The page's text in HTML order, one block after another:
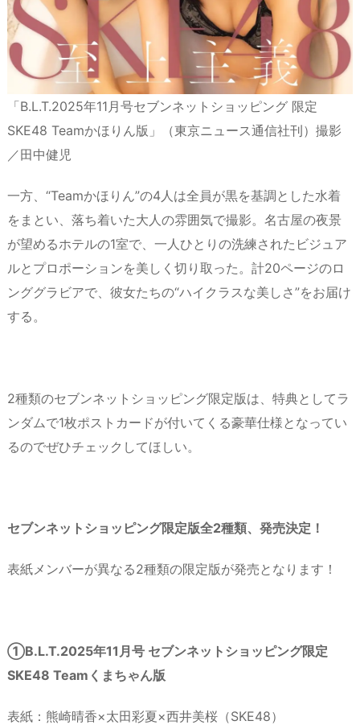
「B.L.T.2025年11月号セブンネットショッピング 限定
SKE48 Teamかほりん版」（東京ニュース通信社刊）撮影
／田中健児
一方、“Teamかほりん”の4人は全員が黒を基調とした水着
をまとい、落ち着いた大人の雰囲気で撮影。名古屋の夜景
が望めるホテルの1室で、一人ひとりの洗練されたビジュア
ルとプロポーションを美しく切り取った。計20ページのロ
ンググラビアで、彼女たちの“ハイクラスな美しさ”をお届け
する。
2種類のセブンネットショッピング限定版は、特典としてラ
ンダムで1枚ポストカードが付いてくる豪華仕様となってい
るのでぜひチェックしてほしい。
セブンネットショッピング限定版全2種類、発売決定！
表紙メンバーが異なる2種類の限定版が発売となります！
①B.L.T.2025年11月号 セブンネットショッピング限定
SKE48 Teamくまちゃん版
表紙：熊崎晴香×太田彩夏×西井美桜（SKE48）